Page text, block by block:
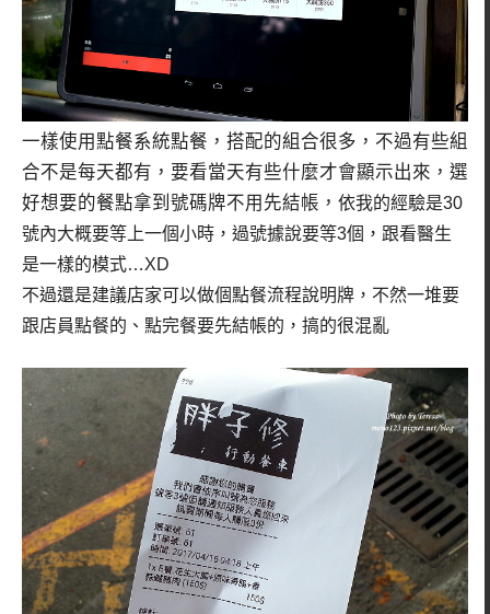
一樣使用點餐系統點餐，搭配的組合很多，不過有些組
合不是每天都有，要看當天有些什麼才會顯示出來，選
好想要的餐點拿到號碼牌不用先結帳， 依我的經驗是30
號內大概要等上一個小時，過號據說要等3個，跟看醫生
是一樣的模式…XD
不過還是建議店家可以做個點餐流程說明牌，不然一堆要
跟店員點餐的、點完餐要先結帳的，搞的很混亂